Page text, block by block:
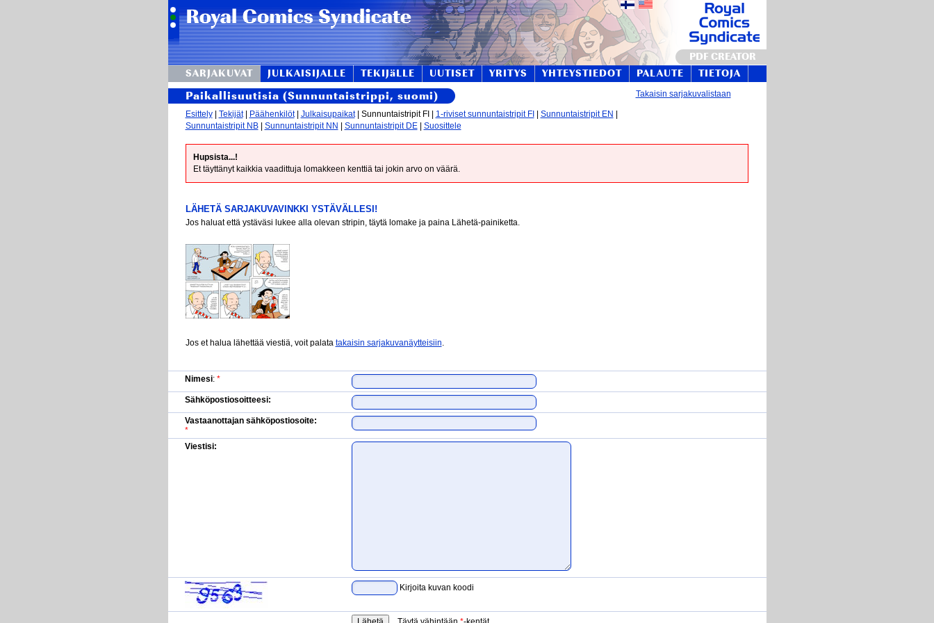
PDF CREATOR
SARJAKUVAT
JULKAISIJALLE TEKIJäLLE UUTISET YRITYS YHTEYSTIEDOT PALAUTE TIETOJA
Paikallisuutisia (Sunnuntaistrippi, suomi) Takaisin sarjakuvalistaan
Esittely| Tekijät| Päähenkilöt| Julkaisupaikat| Sunnuntaistripit FI | 1-riviset sunnuntaistripit FI Sunnuntaistripit EN
Sunnuntaistripit NB| Sunnuntaistripit NN Sunnuntaistripit DE| Suosittele
Hupsista...!
Et täyttänyt kaikkia vaadittuja lomakkeen kenttiä tai jokin arvo on väärä.
LÄHETÄ SARJAKUVAVINKKI YSTÄVÄLLESI!
Jos haluat että ystäväsi lukee alla olevan stripin, täytä lomake ja paina Lähetä-painiketta.
Jos et halua lähettää viestiä, voit palata takaisin sarjakuvanäytteisiin.
Nimesi: *
Sähköpostiosoitteesi:
Vastaanottajan sähköpostiosoite:
*
Viestisi:
Kirjoita kuvan koodi